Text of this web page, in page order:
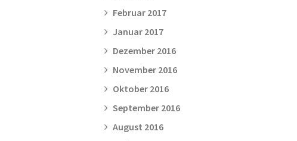
Februar 2017
Januar 2017
Dezember 2016
November 2016
Oktober 2016
September 2016
August 2016